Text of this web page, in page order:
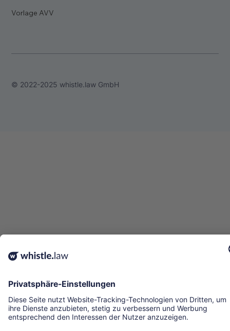
Vorlage AVV
© 2022-2025 whistle.law GmbH